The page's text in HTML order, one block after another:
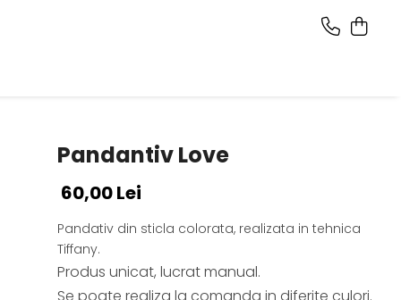
Pandantiv Love
60,00 Lei
Pandativ din sticla colorata, realizata in tehnica
Tiffany.
Produs unicat, lucrat manual.